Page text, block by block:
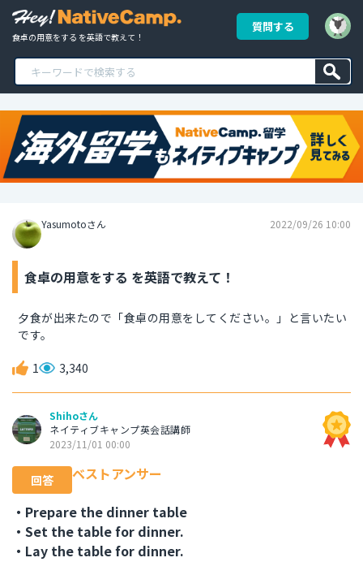
食卓の用意をする を英語で教えて！
質問する
Yasumotoさん 2022/09/26 10:00
食卓の用意をする を英語で教えて！
夕食が出来たので「食卓の用意をしてください。」と言いたい
です。
1 3,340
Shihoさん
ネイティブキャンプ英会話講師
2023/11/01 00:00
回答
ベストアンサー
・Prepare the dinner table
・Set the table for dinner.
・Lay the table for dinner.